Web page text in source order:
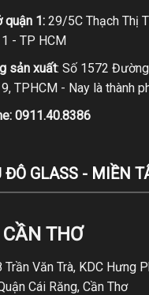
quận 1:29/5C Thạch Thị
- TP HCM
sản xuất: Số 1572
TPHCM - Nay là thành
0911.40.8386
ĐÔ GLASS - MIỀN
THƠ
Trần Văn Trà, KDC Hưng
Cái Răng, Cần Thơ